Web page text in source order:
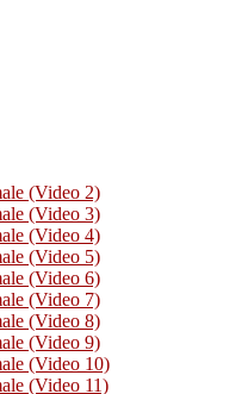
(Video 2)
(Video 3)
(Video 4)
(Video 5)
(Video 6)
(Video 7)
(Video 8)
(Video 9)
(Video 10)
(Video 11)